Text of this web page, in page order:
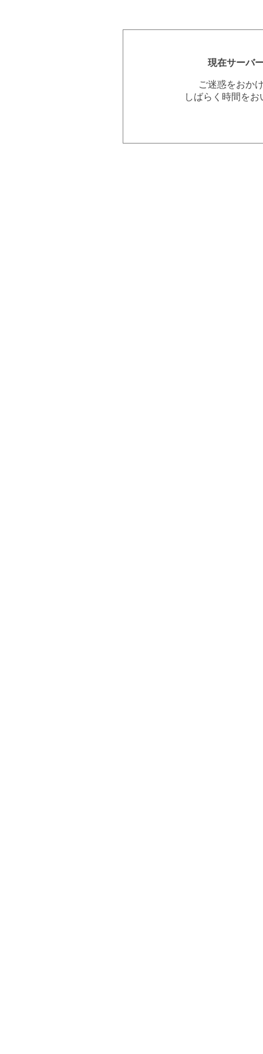
現在サーバ
ご迷惑をおか
しばらく時間を